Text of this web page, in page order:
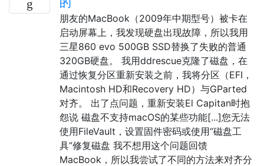
朋友的MacBook（2009年中期型号）被卡在
启动屏幕上，我发现硬盘出现故障，所以我用
三星860 evo 500GB SSD替换了失败的普通
320GB硬盘。 我用ddrescue克隆了磁盘，在
通过恢复分区重新安装之前，我将分区（EFI，
Macintosh HD和Recovery HD）与GParted
对齐。 出了点问题，重新安装El Capitan时抱
怨说 磁盘不支持macOS的某些功能[...]您无法
使用FileVault，设置固件密码或使用“磁盘工
具”修复磁盘 我不想用这个问题回馈
MacBook，所以我尝试了不同的方法来对齐分